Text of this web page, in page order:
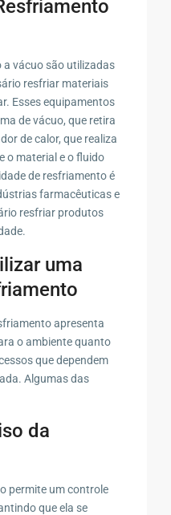
a vácuo são utilizadas
resfriar materiais
Esses equipamentos
de vácuo, que retira
de calor, que realiza
o material e o fluido
de resfriamento é
farmacêuticas e
resfriar produtos
uma
apresenta
o ambiente quanto
que dependem
Algumas das
da
permite um controle
que ela se